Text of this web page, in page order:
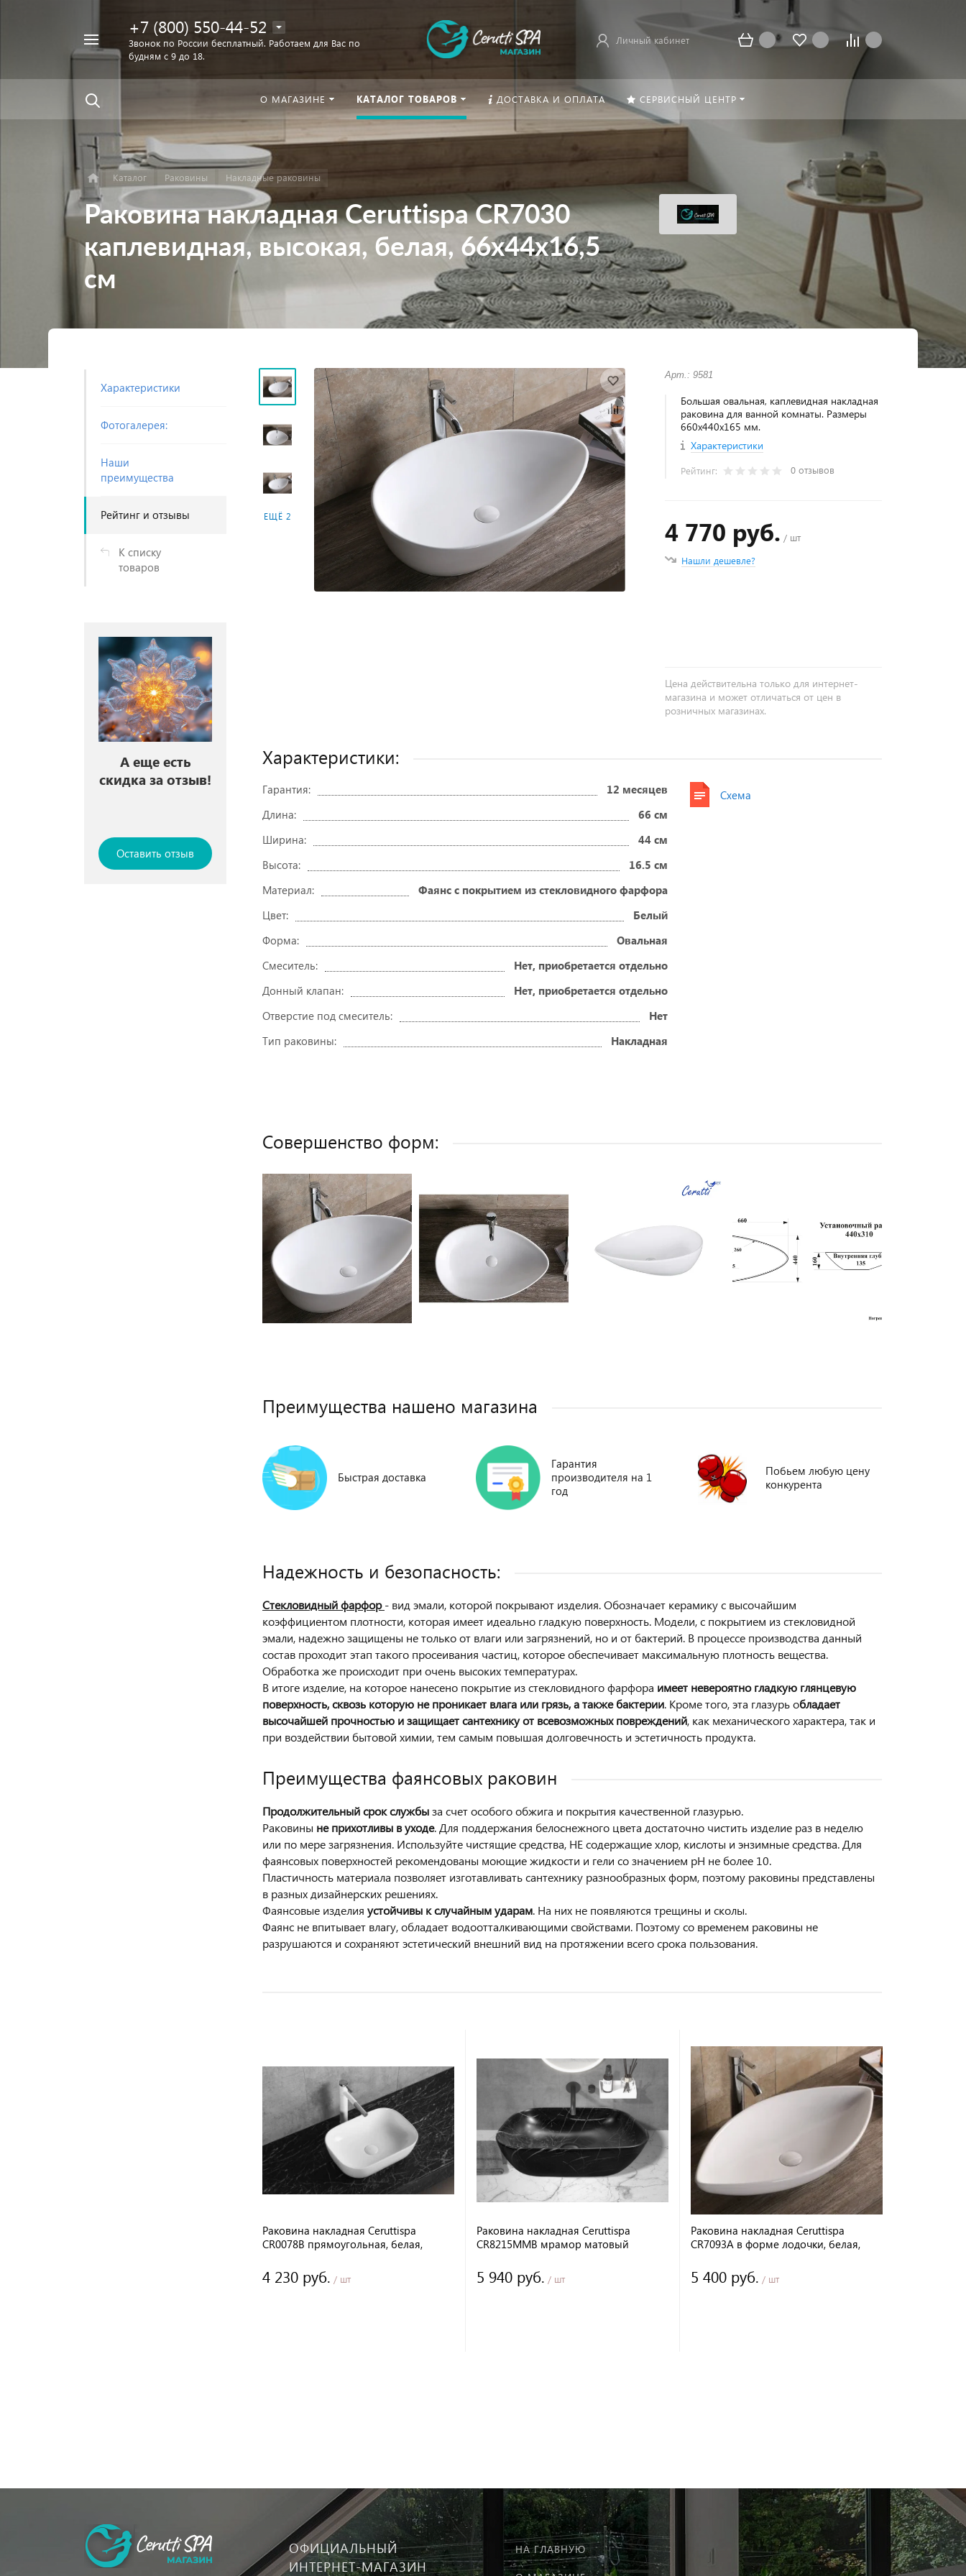
в каталоге
Найти
+7 (800) 550-44-52
Звонок по России бесплатный. Работаем для Вас по
будням с 9 до 18.
Личный кабинет
О МАГАЗИНЕ КАТАЛОГ ТОВАРОВ ДОСТАВКА И ОПЛАТА СЕРВИСНЫЙ ЦЕНТР
Каталог Раковины Накладные раковины
Раковина накладная Ceruttispa CR7030
каплевидная, высокая, белая, 66х44х16,5
см
Характеристики
Фотогалерея:
Наши
преимущества
Рейтинг и отзывы
К списку
товаров
А еще есть
скидка за отзыв!
Оставить отзыв
ЕЩЁ 2
Арт.: 9581
Большая овальная, каплевидная накладная
раковина для ванной комнаты. Размеры
660х440х165 мм.
Характеристики
Рейтинг: 0 отзывов
4 770 руб. / шт
Нашли дешевле?
Цена действительна только для интернет-
магазина и может отличаться от цен в
розничных магазинах.
Характеристики:
Гарантия:
12 месяцев
Длина:
66 см
Ширина:
44 см
Высота:
16.5 см
Материал:
Фаянс с покрытием из стекловидного фарфора
Цвет:
Белый
Форма:
Овальная
Смеситель:
Нет, приобретается отдельно
Донный клапан:
Нет, приобретается отдельно
Отверстие под смеситель:
Нет
Тип раковины:
Накладная
Схема
Совершенство форм:
Преимущества нашено магазина
Быстрая доставка
Гарантия
производителя на 1
год
Побьем любую цену
конкурента
Надежность и безопасность:
Стекловидный фарфор- вид эмали, которой покрывают изделия. Обозначает керамику с высочайшим
коэффициентом плотности, которая имеет идеально гладкую поверхность. Модели, с покрытием из стекловидной
эмали, надежно защищены не только от влаги или загрязнений, но и от бактерий. В процессе производства данный
состав проходит этап такого просеивания частиц, которое обеспечивает максимальную плотность вещества.
Обработка же происходит при очень высоких температурах.
В итоге изделие, на которое нанесено покрытие из стекловидного фарфора имеет невероятно гладкую глянцевую
поверхность, сквозь которую не проникает влага или грязь, а также бактерии. Кроме того, эта глазурь обладает
высочайшей прочностью и защищает сантехнику от всевозможных повреждений, как механического характера, так и
при воздействии бытовой химии, тем самым повышая долговечность и эстетичность продукта.
Преимущества фаянсовых раковин
Продолжительный срок службыза счет особого обжига и покрытия качественной глазурью.
Раковины не прихотливы в уходе. Для поддержания белоснежного цвета достаточно чистить изделие раз в неделю
или по мере загрязнения. Используйте чистящие средства, НЕ содержащие хлор, кислоты и энзимные средства. Для
фаянсовых поверхностей рекомендованы моющие жидкости и гели со значением pH не более 10.
Пластичность материала позволяет изготавливать сантехнику разнообразных форм, поэтому раковины представлены
в разных дизайнерских решениях.
Фаянсовые изделия устойчивы к случайным ударам. На них не появляются трещины и сколы.
Фаянс не впитывает влагу, обладает водоотталкивающими свойствами. Поэтому со временем раковины не
разрушаются и сохраняют эстетический внешний вид на протяжении всего срока пользования.
Раковина накладная Ceruttispa
CR0078B прямоугольная, белая,
4 230 руб. / шт
Раковина накладная Ceruttispa
CR8215MMB мрамор матовый
5 940 руб. / шт
Раковина накладная Ceruttispa
CR7093A в форме лодочки, белая,
5 400 руб. / шт
ОФИЦИАЛЬНЫЙ
ИНТЕРНЕТ-МАГАЗИН
НА ГЛАВНУЮ